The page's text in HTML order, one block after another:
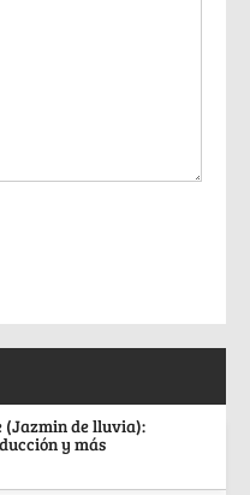
(Jazmin de lluvia):
y más